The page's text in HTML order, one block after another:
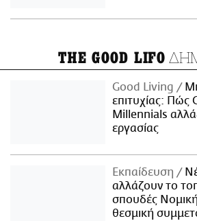
THE GOOD LIFO
Good Living
επιτυχίας: Πώς
Millennials
εργασίας
Εκπαίδευση
αλλάζουν το
σπουδές
θεσμική